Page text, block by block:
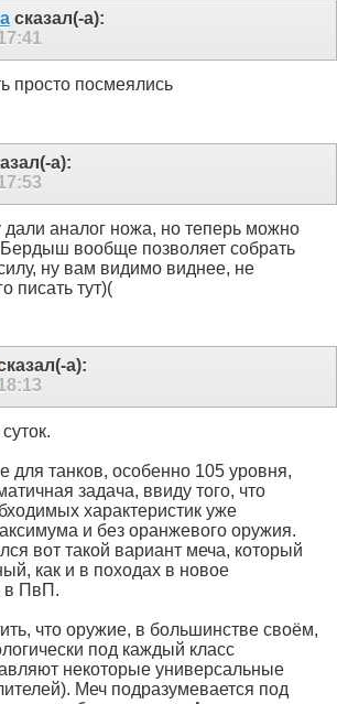
сказал(-а):
просто посмеялись
а):
дали аналог ножа, но теперь можно
Бердыш вообще позволяет собрать
ну вам видимо виднее, не
писать тут)(
а):
для танков, особенно 105 уровня,
задача, ввиду того, что
характеристик уже
и без оранжевого оружия.
вот такой вариант меча, который
как и в походах в новое
в ПвП.
что оружие, в большинстве своём,
под каждый класс
некоторые универсальные
Меч подразумевается под